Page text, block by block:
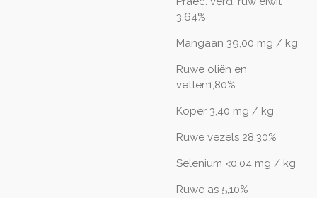
3,64%
Mangaan 39,00 mg / kg
Ruwe oliën en
vetten1,80%
Koper 3,40 mg / kg
Ruwe vezels 28,30%
Selenium <0,04 mg / kg
Ruwe as 5,10%